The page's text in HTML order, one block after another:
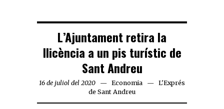
L’Ajuntament retira la
llicència a un pis turístic de
Sant Andreu
16 de juliol del 2020 Economia
L'Exprés
de Sant Andreu